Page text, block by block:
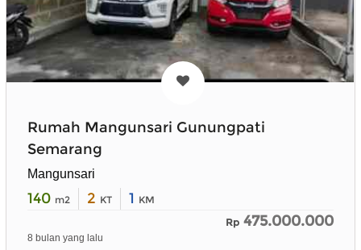
Rumah Mangunsari Gunungpati
Semarang
Mangunsari
140 m2 2 KT 1 KM
Rp 475.000.000
8 bulan yang lalu